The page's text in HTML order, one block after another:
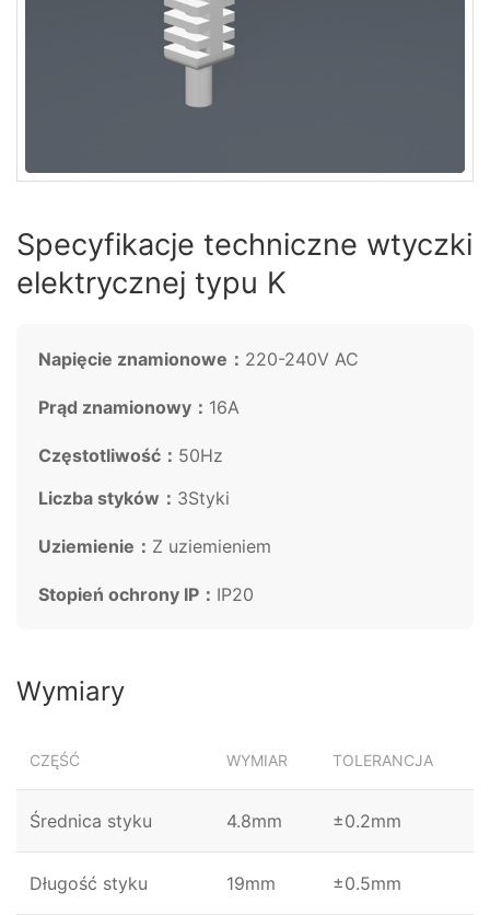
Specyfikacje techniczne wtyczki
elektrycznej typu K
Napięcie znamionowe： 220-240V AC
Prąd znamionowy： 16A
Częstotliwość： 50Hz
Liczba styków： 3Styki
Uziemienie： Z uziemieniem
Stopień ochrony IP： IP20
Wymiary
CZĘŚĆ WYMIAR TOLERANCJA
Średnica styku 4.8mm ±0.2mm
Długość styku 19mm ±0.5mm